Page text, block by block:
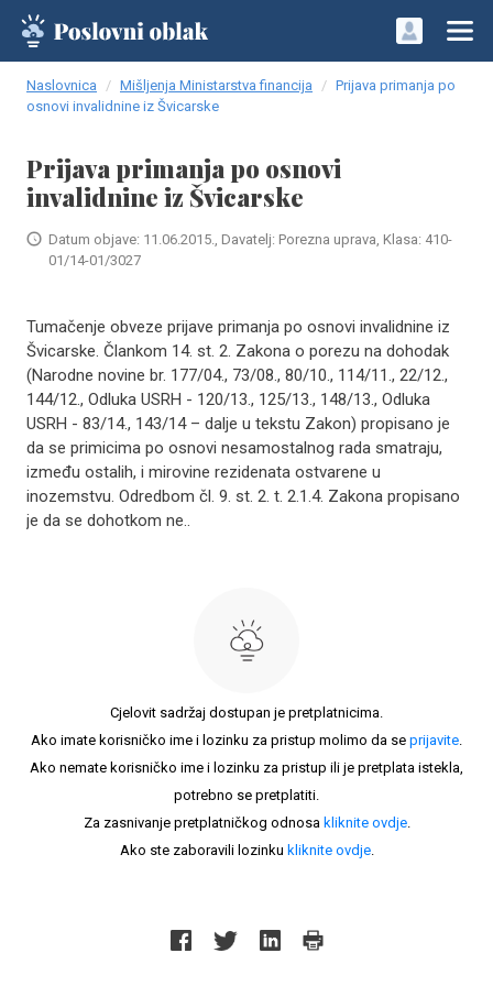
Naslovnica Mišljenja Ministarstva financija
Prijava primanja po
osnovi invalidnine iz Švicarske
Prijava primanja po osnovi
invalidnine iz Švicarske
Datum objave: 11.06.2015., Davatelj: Porezna uprava, Klasa: 410-
01/14-01/3027
Tumačenje obveze prijave primanja po osnovi invalidnine iz
Švicarske. Člankom 14. st. 2. Zakona o porezu na dohodak
(Narodne novine br. 177/04., 73/08., 80/10., 114/11., 22/12.,
144/12., Odluka USRH - 120/13., 125/13., 148/13., Odluka
USRH - 83/14., 143/14 – dalje u tekstu Zakon) propisano je
da se primicima po osnovi nesamostalnog rada smatraju,
između ostalih, i mirovine rezidenata ostvarene u
inozemstvu. Odredbom čl. 9. st. 2. t. 2.1.4. Zakona propisano
je da se dohotkom ne..
Cjelovit sadržaj dostupan je pretplatnicima.
Ako imate korisničko ime i lozinku za pristup molimo da se prijavite.
Ako nemate korisničko ime i lozinku za pristup ili je pretplata istekla,
potrebno se pretplatiti.
Za zasnivanje pretplatničkog odnosa kliknite ovdje.
Ako ste zaboravili lozinku kliknite ovdje.